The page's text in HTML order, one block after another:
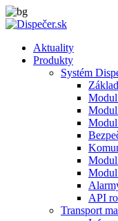
Aktuality
Produkty
Systém
Modul
Modul
Modul
API
Transport